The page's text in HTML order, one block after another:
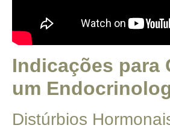
Indicações para
um
Distúrbios